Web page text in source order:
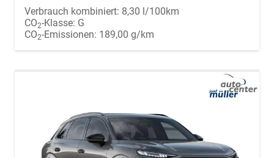
Verbrauch kombiniert: 8,30 l/100km
CO2-Klasse: G
CO2-Emissionen: 189,00 g/km